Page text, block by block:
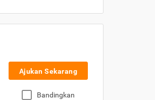
Ajukan Sekarang
Bandingkan